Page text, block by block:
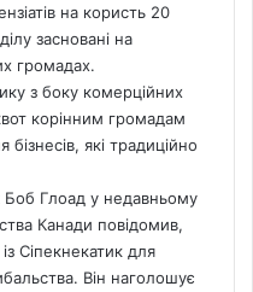
на користь 20
засновані на
громадах.
з боку комерційних
корінним громадам
які традиційно
Боб Глоад у недавньому
Канади повідомив,
Сіпекнекатик для
Він наголошує